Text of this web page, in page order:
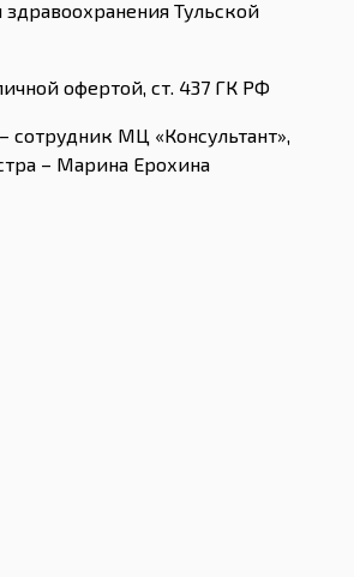
Тульской
офертой, ст. 437 ГК РФ
сотрудник МЦ «Консультант»,
– Марина Ерохина